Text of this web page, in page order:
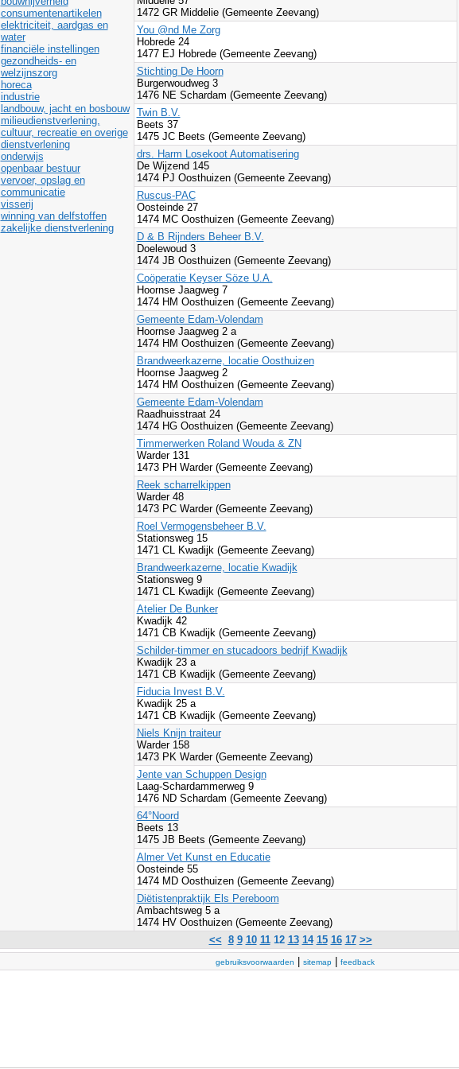
consumentenartikelen
elektriciteit, aardgas en
water
financiële instellingen
gezondheids- en
welzijnszorg
horeca
industrie
landbouw, jacht en bosbouw
milieudienstverlening,
cultuur, recreatie en overige
dienstverlening
onderwijs
openbaar bestuur
vervoer, opslag en
communicatie
visserij
winning van delfstoffen
zakelijke dienstverlening
1472 GR Middelie (Gemeente Zeevang)
You @nd Me Zorg
Hobrede 24
1477 EJ Hobrede (Gemeente Zeevang)
Stichting De Hoorn
Burgerwoudweg 3
1476 NE Schardam (Gemeente Zeevang)
Twin B.V.
Beets 37
1475 JC Beets (Gemeente Zeevang)
drs. Harm Losekoot Automatisering
De Wijzend 145
1474 PJ Oosthuizen (Gemeente Zeevang)
Ruscus-PAC
Oosteinde 27
1474 MC Oosthuizen (Gemeente Zeevang)
D & B Rijnders Beheer B.V.
Doelewoud 3
1474 JB Oosthuizen (Gemeente Zeevang)
Coöperatie Keyser Söze U.A.
Hoornse Jaagweg 7
1474 HM Oosthuizen (Gemeente Zeevang)
Gemeente Edam-Volendam
Hoornse Jaagweg 2 a
1474 HM Oosthuizen (Gemeente Zeevang)
Brandweerkazerne, locatie Oosthuizen
Hoornse Jaagweg 2
1474 HM Oosthuizen (Gemeente Zeevang)
Gemeente Edam-Volendam
Raadhuisstraat 24
1474 HG Oosthuizen (Gemeente Zeevang)
Timmerwerken Roland Wouda & ZN
Warder 131
1473 PH Warder (Gemeente Zeevang)
Reek scharrelkippen
Warder 48
1473 PC Warder (Gemeente Zeevang)
Roel Vermogensbeheer B.V.
Stationsweg 15
1471 CL Kwadijk (Gemeente Zeevang)
Brandweerkazerne, locatie Kwadijk
Stationsweg 9
1471 CL Kwadijk (Gemeente Zeevang)
Atelier De Bunker
Kwadijk 42
1471 CB Kwadijk (Gemeente Zeevang)
Schilder-timmer en stucadoors bedrijf Kwadijk
Kwadijk 23 a
1471 CB Kwadijk (Gemeente Zeevang)
Fiducia Invest B.V.
Kwadijk 25 a
1471 CB Kwadijk (Gemeente Zeevang)
Niels Knijn traiteur
Warder 158
1473 PK Warder (Gemeente Zeevang)
Jente van Schuppen Design
Laag-Schardammerweg 9
1476 ND Schardam (Gemeente Zeevang)
64°Noord
Beets 13
1475 JB Beets (Gemeente Zeevang)
Almer Vet Kunst en Educatie
Oosteinde 55
1474 MD Oosthuizen (Gemeente Zeevang)
Diëtistenpraktijk Els Pereboom
Ambachtsweg 5 a
1474 HV Oosthuizen (Gemeente Zeevang)
<< 8 9 10 1112 13 14 15 16 17 >>
gebruiksvoorwaarden sitemap feedback